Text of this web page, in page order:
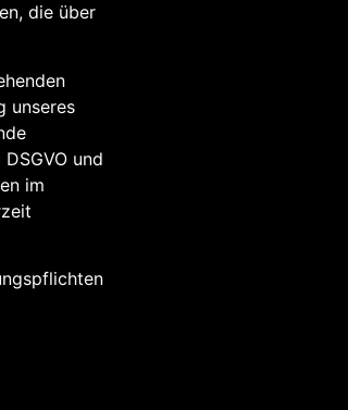
die über
unseres
und
im